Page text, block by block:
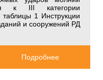
к III категории
1 Инструкции
и сооружений РД
Подробнее